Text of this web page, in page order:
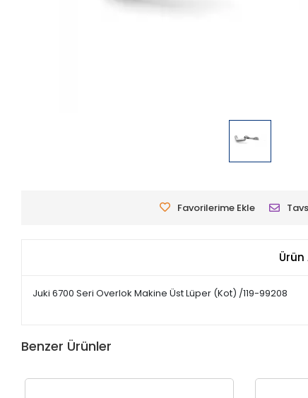
Favorilerime Ekle
Ürün
Juki 6700 Seri Overlok Makine Üst Lüper (Kot) /119-99208
Benzer Ürünler